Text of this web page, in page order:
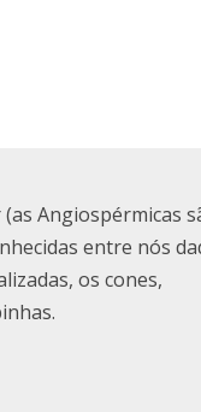
Angiospérmicas
entre nós
os cones,